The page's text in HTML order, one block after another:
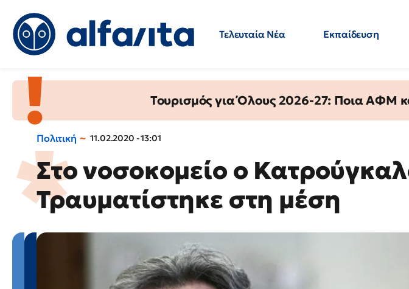
Τελευταία Νέα Εκπαίδευση
Τουρισμός για Όλους 2026-27: Ποια ΑΦΜ
Πολιτική 11.02.2020 - 13:01
Στο νοσοκομείο ο
Τραυματίστηκε στη μέση